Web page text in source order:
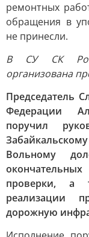
ремонтных
обращения в
не принесли.
В СУ СК
организована
Председатель
Федерации
поручил
Вольному
проверки, а
реализации
дорожную